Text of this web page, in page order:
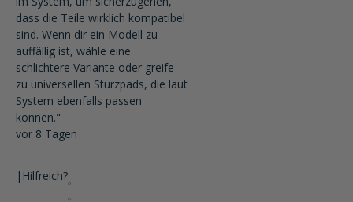
dass die Teile wirklich kompatibel
sind. Wenn dir ein Modell zu
auffällig ist, wähle eine
schlichtere Variante oder greife
zu universellen Sturzpads, die laut
System ebenfalls passen
können."
vor 8 Tagen
| Hilfreich?